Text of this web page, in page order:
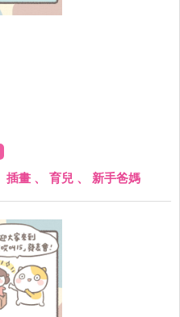
插畫 、 育兒 、 新手爸媽